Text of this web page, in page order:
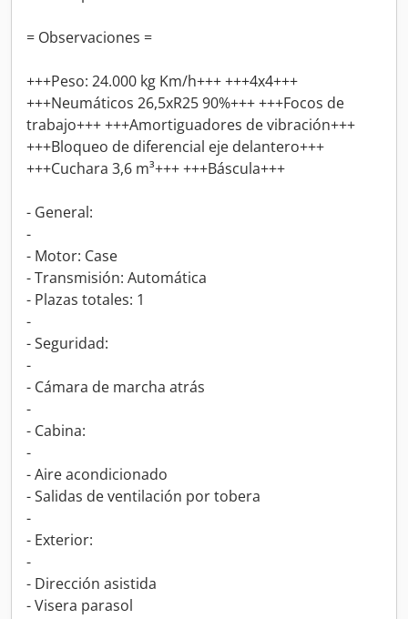
= Observaciones =
+++Peso: 24.000 kg Km/h+++ +++4x4+++
+++Neumáticos 26,5xR25 90%+++ +++Focos de
trabajo+++ +++Amortiguadores de vibración+++
+++Bloqueo de diferencial eje delantero+++
+++Cuchara 3,6 m³+++ +++Báscula+++
- General:
-
- Motor: Case
- Transmisión: Automática
- Plazas totales: 1
-
- Seguridad:
-
- Cámara de marcha atrás
-
- Cabina:
-
- Aire acondicionado
- Salidas de ventilación por tobera
-
- Exterior:
-
- Dirección asistida
- Visera parasol